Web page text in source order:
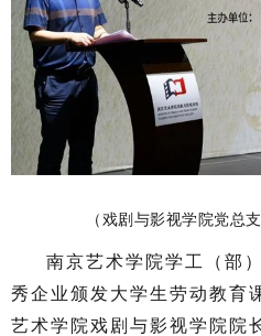
（戏剧与影视学院党总
南京艺术学院学工（部
秀企业颁发大学生劳动教育
艺术学院戏剧与影视学院院